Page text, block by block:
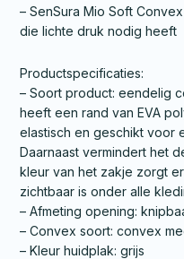
– SenSura Mio Soft
die lichte druk nodig heeft
Productspecificaties:
– Soort product: eendelig
heeft een rand van EVA
elastisch en geschikt voor
Daarnaast vermindert het
kleur van het zakje zorgt
zichtbaar is onder alle
– Afmeting opening:
– Convex soort: convex
– Kleur huidplak: grijs